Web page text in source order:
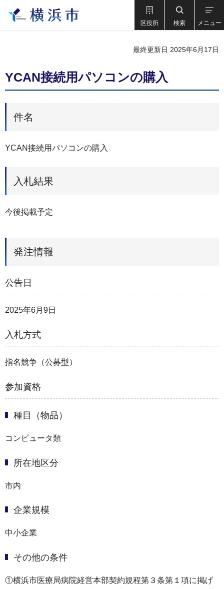
区役所 検索 メニュー
最終更新日 2025年6月17日
YCAN接続用パソコンの購入
件名
YCAN接続用パソコンの購入
入札結果
今後掲載予定
発注情報
公告日
2025年6月9日
入札方式
指名競争（公募型）
参加資格
種目（物品）
コンピュータ類
所在地区分
市内
企業規模
中小企業
その他の条件
①横浜市医療局病院経営本部契約規程第３条第１項に掲げ